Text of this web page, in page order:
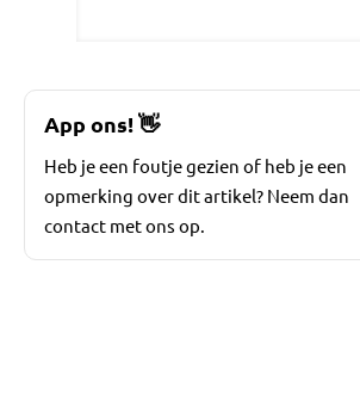
App ons!👋
Heb je een foutje gezien of heb je een
opmerking over dit artikel? Neem dan
contact met ons op.